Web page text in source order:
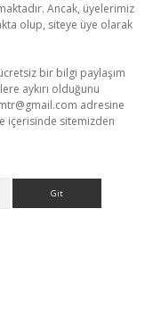
Ancak, üyelerimiz
olup, siteye üye olarak
bir bilgi paylaşım
aykırı olduğunu
adresine
içerisinde sitemizden